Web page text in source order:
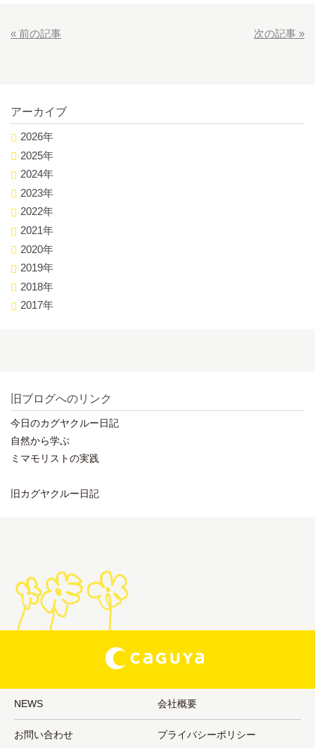
« 前の記事 次の記事 »
アーカイブ
2026年
2025年
2024年
2023年
2022年
2021年
2020年
2019年
2018年
2017年
旧ブログへのリンク
今日のカグヤクルー日記
自然から学ぶ
ミマモリストの実践
旧カグヤクルー日記
NEWS 会社概要
お問い合わせ プライバシーポリシー